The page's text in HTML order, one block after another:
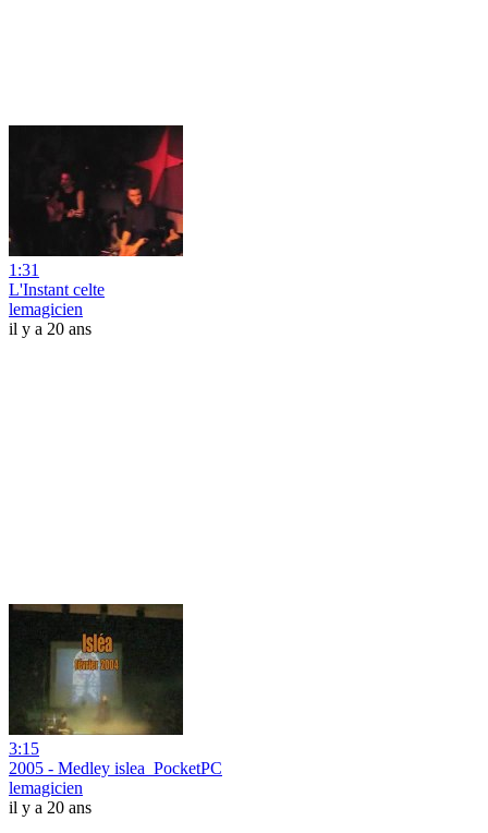
1:31
L'Instant celte
lemagicien
il y a 20 ans
3:15
2005 - Medley islea_PocketPC
lemagicien
il y a 20 ans